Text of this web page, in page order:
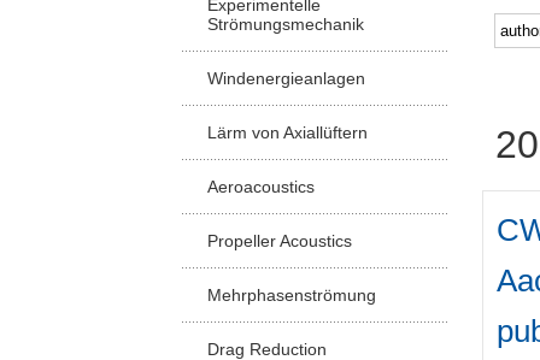
Experimentelle
Strömungsmechanik
Windenergieanlagen
Lärm von Axiallüftern
Aeroacoustics
Propeller Acoustics
Mehrphasenströmung
Drag Reduction